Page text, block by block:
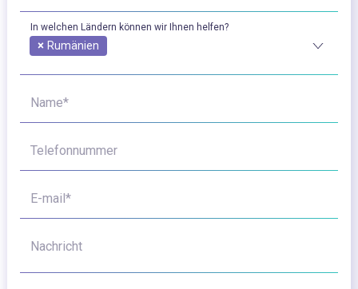
In welchen Ländern können wir Ihnen helfen?
× Rumänien
Name*
Telefonnummer
E-mail*
Nachricht